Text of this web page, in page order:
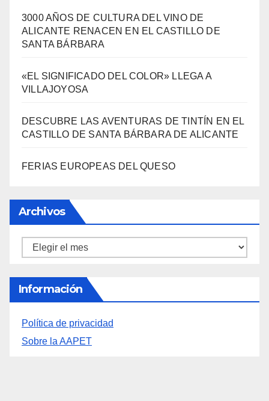
LA BIBLIOTECA QUE CABE EN UNA
ESTANTERÍA DE WALLAPOP
3000 AÑOS DE CULTURA DEL VINO DE
ALICANTE RENACEN EN EL CASTILLO DE
«EL SIGNIFICADO DEL COLOR» LLEGA A
FERIAS EUROPEAS DEL QUESO